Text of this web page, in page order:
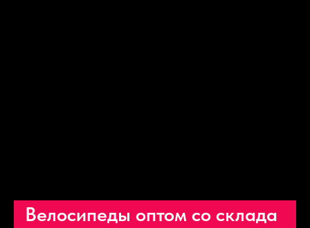
Велосипеды оптом со склада